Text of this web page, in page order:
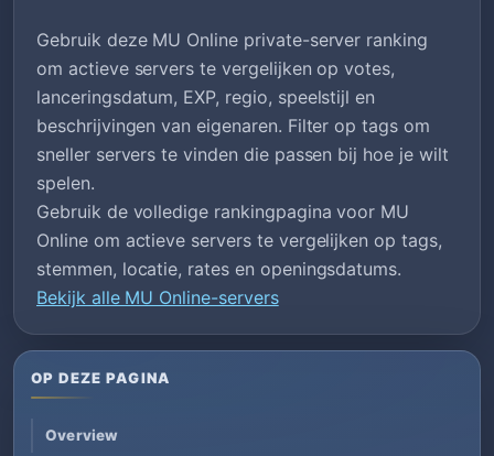
Gebruik deze MU Online private-server ranking
om actieve servers te vergelijken op votes,
lanceringsdatum, EXP, regio, speelstijl en
beschrijvingen van eigenaren. Filter op tags om
sneller servers te vinden die passen bij hoe je wilt
spelen.
Gebruik de volledige rankingpagina voor MU
Online om actieve servers te vergelijken op tags,
stemmen, locatie, rates en openingsdatums.
Bekijk alle MU Online-servers
OP DEZE PAGINA
Overview